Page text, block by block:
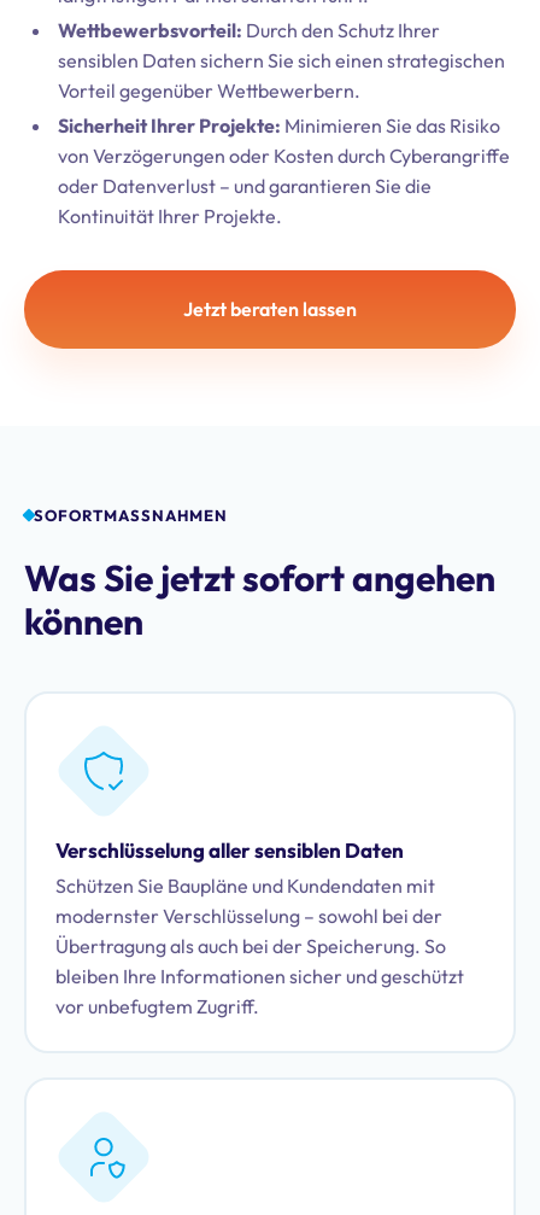
Wettbewerbsvorteil: Durch den Schutz Ihrer
sensiblen Daten sichern Sie sich einen strategischen
Vorteil gegenüber Wettbewerbern.
Sicherheit Ihrer Projekte: Minimieren Sie das Risiko
von Verzögerungen oder Kosten durch Cyberangriffe
oder Datenverlust – und garantieren Sie die
Kontinuität Ihrer Projekte.
Jetzt beraten lassen
SOFORTMASSNAHMEN
Was Sie jetzt sofort angehen
können
Verschlüsselung aller sensiblen Daten
Schützen Sie Baupläne und Kundendaten mit
modernster Verschlüsselung – sowohl bei der
Übertragung als auch bei der Speicherung. So
bleiben Ihre Informationen sicher und geschützt
vor unbefugtem Zugriff.